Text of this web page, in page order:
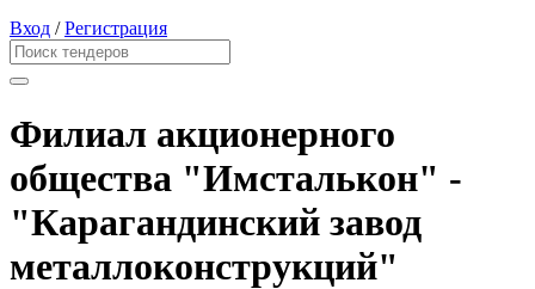
Вход /Регистрация
Филиал акционерного
общества "Имсталькон" -
"Карагандинский завод
металлоконструкций"